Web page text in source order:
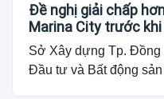
Đề nghị giải chấp
Marina City trước
Sở Xây dựng Tp. Đồng
Đầu tư và Bất động